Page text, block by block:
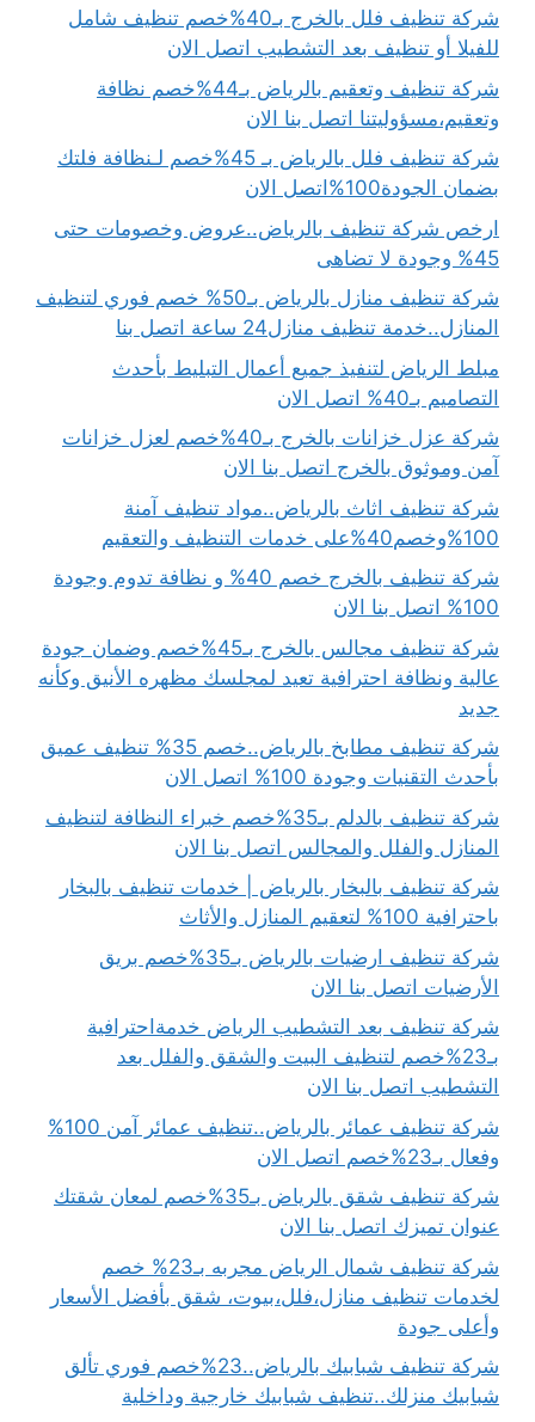
شركة تنظيف فلل بالخرج بـ40%خصم تنظيف شامل
للفيلا أو تنظيف بعد التشطيب اتصل الان
شركة تنظيف وتعقيم بالرياض بـ44%خصم نظافة
وتعقيم،مسؤوليتنا اتصل بنا الان
شركة تنظيف فلل بالرياض بـ 45%خصم لـنظافة فلتك
بضمان الجودة100%اتصل الان
ارخص شركة تنظيف بالرياض..عروض وخصومات حتى
45% وجودة لا تضاهى
شركة تنظيف منازل بالرياض بـ50% خصم فوري لتنظيف
المنازل..خدمة تنظيف منازل24 ساعة اتصل بنا
مبلط الرياض لتنفيذ جميع أعمال التبليط بأحدث
التصاميم بـ40% اتصل الان
شركة عزل خزانات بالخرج بـ40%خصم لعزل خزانات
آمن وموثوق بالخرج اتصل بنا الان
شركة تنظيف اثاث بالرياض..مواد تنظيف آمنة
100%وخصم40%على خدمات التنظيف والتعقيم
شركة تنظيف بالخرج خصم 40% و نظافة تدوم وجودة
100% اتصل بنا الان
شركة تنظيف مجالس بالخرج بـ45%خصم وضمان جودة
عالية ونظافة احترافية تعيد لمجلسك مظهره الأنيق وكأنه
جديد
شركة تنظيف مطابخ بالرياض..خصم 35% تنظيف عميق
بأحدث التقنيات وجودة 100% اتصل الان
شركة تنظيف بالدلم بـ35%خصم خبراء النظافة لتنظيف
المنازل والفلل والمجالس اتصل بنا الان
شركة تنظيف بالبخار بالرياض | خدمات تنظيف بالبخار
باحترافية 100% لتعقيم المنازل والأثاث
شركة تنظيف ارضيات بالرياض بـ35%خصم بريق
الأرضيات اتصل بنا الان
شركة تنظيف بعد التشطيب الرياض خدمةاحترافية
بـ23%خصم لتنظيف البيت والشقق والفلل بعد
التشطيب اتصل بنا الان
شركة تنظيف عمائر بالرياض..تنظيف عمائر آمن 100%
وفعال بـ23%خصم اتصل الان
شركة تنظيف شقق بالرياض بـ35%خصم لمعان شقتك
عنوان تميزك اتصل بنا الان
شركة تنظيف شمال الرياض مجربه بـ23% خصم
لخدمات تنظيف منازل،فلل،بيوت، شقق بأفضل الأسعار
وأعلى جودة
شركة تنظيف شبابيك بالرياض..23%خصم فوري تألق
شبابيك منزلك..تنظيف شبابيك خارجية وداخلية